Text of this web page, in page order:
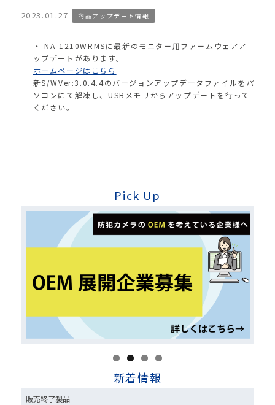
2023.01.27 商品アップデート情報
NA-1210WRMSに最新のモニター用ファームウェアア
ップデートがあります。
ホームページはこちら
新S/WVer:3.0.4.4のバージョンアップデータファイルをパ
ソコンにて解凍し、USBメモリからアップデートを行って
ください。
Pick Up
新着情報
販売終了製品